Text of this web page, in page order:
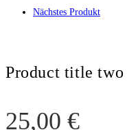
Nächstes Produkt
Product title two
25,00 €